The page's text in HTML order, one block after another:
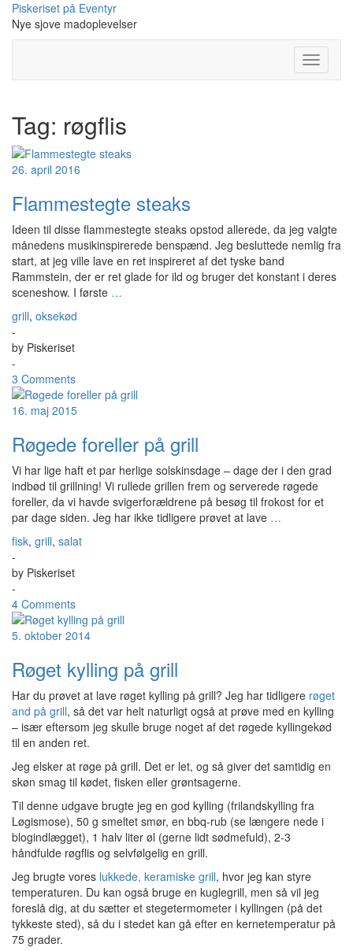
Skip
content
Piskeriset på Eventyr
Nye sjove madoplevelser
Toggle
Tag: røgflis
26. april 2016
Flammestegte steaks
Ideen til disse flammestegte steaks opstod allerede, da jeg valgte
månedens musikinspirerede benspænd. Jeg besluttede nemlig fra
start, at jeg ville lave en ret inspireret af det tyske band
Rammstein, der er ret glade for ild og bruger det konstant i deres
sceneshow. I første …
grill, oksekød
-
by Piskeriset
-
3 Comments
16. maj 2015
Røgede foreller på grill
Vi har lige haft et par herlige solskinsdage – dage der i den grad
indbød til grillning! Vi rullede grillen frem og serverede røgede
foreller, da vi havde svigerforældrene på besøg til frokost for et
par dage siden. Jeg har ikke tidligere prøvet at lave …
fisk, grill, salat
-
by Piskeriset
-
4 Comments
5. oktober 2014
Røget kylling på grill
Har du prøvet at lave røget kylling på grill? Jeg har tidligere røget
and på grill, så det var helt naturligt også at prøve med en kylling
– især eftersom jeg skulle bruge noget af det røgede kyllingekød
til en anden ret.
Jeg elsker at røge på grill. Det er let, og så giver det samtidig en
skøn smag til kødet, fisken eller grøntsagerne.
Til denne udgave brugte jeg en god kylling (frilandskylling fra
Løgismose), 50 g smeltet smør, en bbq-rub (se længere nede i
blogindlægget), 1 halv liter øl (gerne lidt sødmefuld), 2-3
håndfulde røgflis og selvfølgelig en grill.
Jeg brugte vores lukkede, keramiske grill, hvor jeg kan styre
temperaturen. Du kan også bruge en kuglegrill, men så vil jeg
foreslå dig, at du sætter et stegetermometer i kyllingen (på det
tykkeste sted), så du i stedet kan gå efter en kernetemperatur på
75 grader.